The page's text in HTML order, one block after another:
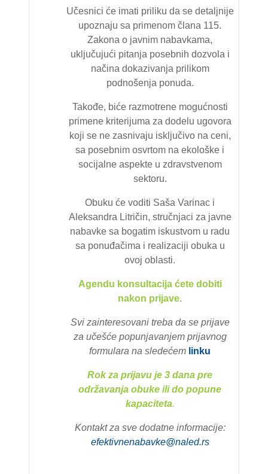
Učesnici će imati priliku da se detaljnije
upoznaju sa primenom člana 115.
Zakona o javnim nabavkama,
uključujući pitanja posebnih dozvola i
načina dokazivanja prilikom
podnošenja ponuda.
Takođe, biće razmotrene mogućnosti
primene kriterijuma za dodelu ugovora
koji se ne zasnivaju isključivo na ceni,
sa posebnim osvrtom na ekološke i
socijalne aspekte u zdravstvenom
sektoru.
Obuku će voditi Saša Varinac i
Aleksandra Litričin, stručnjaci za javne
nabavke sa bogatim iskustvom u radu
sa ponuđačima i realizaciji obuka u
ovoj oblasti.
Agendu konsultacija ćete dobiti
nakon prijave.
Svi zainteresovani treba da se prijave
za učešće popunjavanjem prijavnog
formulara na sledećem linku
Rok za prijavu je 3 dana pre
održavanja obuke ili do popune
kapaciteta.
Kontakt za sve dodatne informacije:
efektivnenabavke@naled.rs